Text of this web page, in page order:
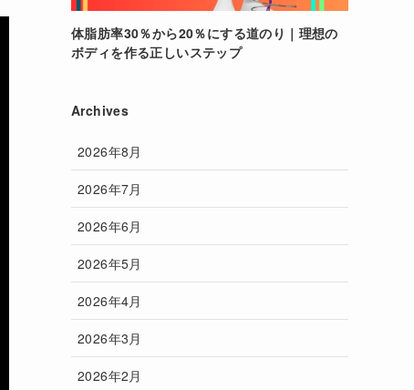
体脂肪率30％から20％にする道のり｜理想の
ボディを作る正しいステップ
Archives
2026年8月
2026年7月
2026年6月
2026年5月
2026年4月
2026年3月
2026年2月